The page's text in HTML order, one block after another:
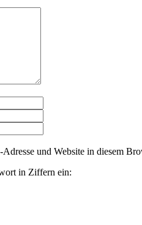
und Website in diesem
in Ziffern ein: